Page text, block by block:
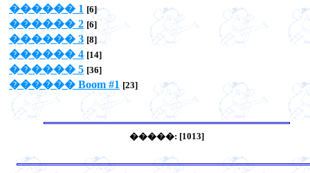
������ 1 [6]
������ 2 [6]
������ 3 [8]
������ 4 [14]
������ 5 [36]
������ Boom #1 [23]
�����: [1013]